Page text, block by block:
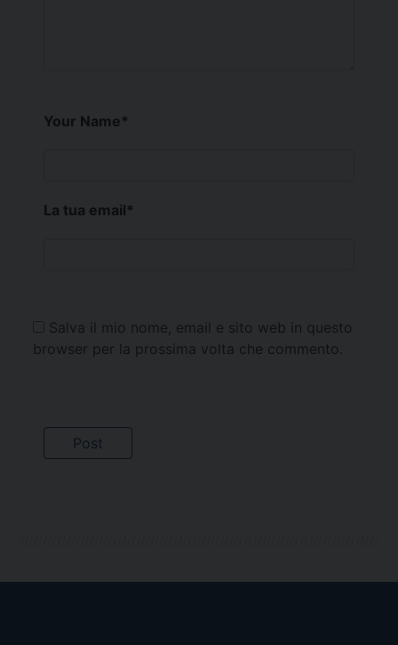
Your Name*
La tua email*
Salva il mio nome, email e sito web in questo
browser per la prossima volta che commento.